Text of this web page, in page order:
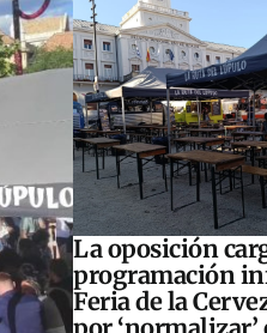
La oposición
programación
Feria de la